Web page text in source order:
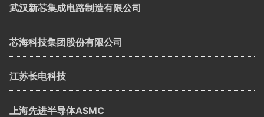
武汉新芯集成电路制造有限公司
芯海科技集团股份有限公司
江苏长电科技
上海先进半导体ASMC